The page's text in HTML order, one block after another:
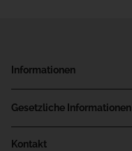
Informationen
Gesetzliche Informationen
Kontakt